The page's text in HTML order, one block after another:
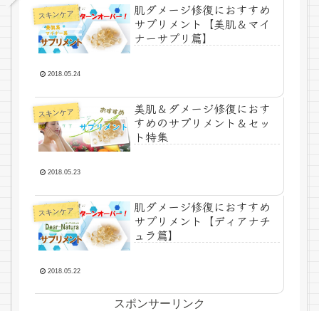
スキンケア
肌ダメージ修復におすすめ
サプリメント【美肌＆マイ
ナーサプリ篇】
2018.05.24
スキンケア
美肌＆ダメージ修復におす
すめのサプリメント＆セッ
ト特集
2018.05.23
スキンケア
肌ダメージ修復におすすめ
サプリメント【ディアナチ
ュラ篇】
2018.05.22
スポンサーリンク